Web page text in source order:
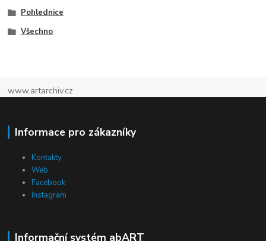
Pohlednice
Všechno
www.artarchiv.cz
Informace pro zákazníky
Kontakty
Web
Facebook
Instagram
Informační systém abART